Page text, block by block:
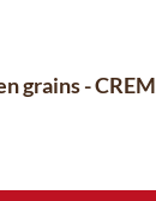
grains -